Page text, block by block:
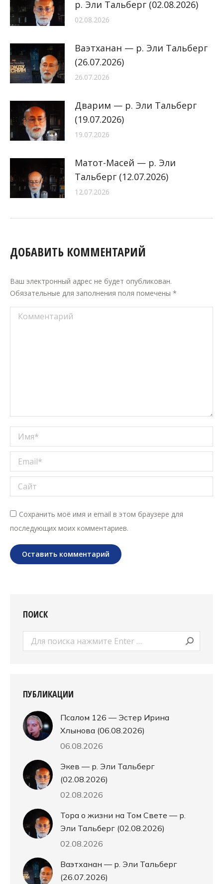
р. Эли Тальберг (02.08.2026)
02.08.2026
Ваэтханан — р. Эли Тальберг
(26.07.2026)
26.07.2026
Дварим — р. Эли Тальберг
(19.07.2026)
19.07.2026
Матот-Масей — р. Эли
Тальберг (12.07.2026)
12.07.2026
ДОБАВИТЬ КОММЕНТАРИЙ
Ваш электронный адрес не будет опубликован.
Обязательные для заполнения поля помечены *
Комментарий
Имя *
Email *
Сайт
Сохранить моё имя и email в этом браузере для
последующих моих комментариев.
Оставить комментарий
ПОИСК
Поиск:
ПУБЛИКАЦИИ
Псалом 126 — Эстер Ирина
Хлынова (06.08.2026)
06.08.2026
Экев — р. Эли Тальберг
(02.08.2026)
02.08.2026
Тора о жизни на Том Свете — р.
Эли Тальберг (02.08.2026)
02.08.2026
Ваэтханан — р. Эли Тальберг
(26.07.2026)